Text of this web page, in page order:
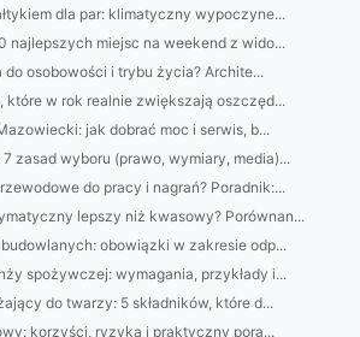
dla par: klimatyczny wypoczyne...
najlepszych miejsc na weekend z wido...
osobowości i trybu życia? Archite...
które w rok realnie zwiększają oszczęd...
jak dobrać moc i serwis, b...
7 zasad wyboru (prawo, wymiary, media)...
do pracy i nagrań? Poradnik:...
lepszy niż kwasowy? Porównan...
obowiązki w zakresie odp...
spożywczej: wymagania, przykłady i...
do twarzy: 5 składników, które d...
korzyści, ryzyka i praktyczny pora...